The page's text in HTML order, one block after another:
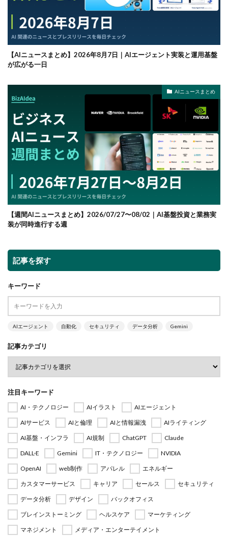
【AIニュースまとめ】2026年8月7日｜AIエージェント実装と運用基盤
が広がる一日
AIニュースまとめ
【週間AIニュースまとめ】2026/07/27〜08/02｜AI基盤投資と業務実
装が同時進行する週
記事を探す
キーワード
AIエージェント 自動化 セキュリティ データ分析 Gemini
記事カテゴリ
注目キーワード
AI・テクノロジー AIイラスト
AIエージェント
AIサービス
AIと倫理 AIと情報漏洩
AIライティング
AI基盤・インフラ
AI規制 ChatGPT
Claude
DALL·E
Gemini IT・テクノロジー
NVIDIA
OpenAI
web制作 アパレル
エネルギー
カスタマーサービス
キャリア セールス
セキュリティ
データ分析
デザイン
バックオフィス
ブレインストーミング
ヘルスケア
マーケティング
マネジメント
メディア・エンターテイメント